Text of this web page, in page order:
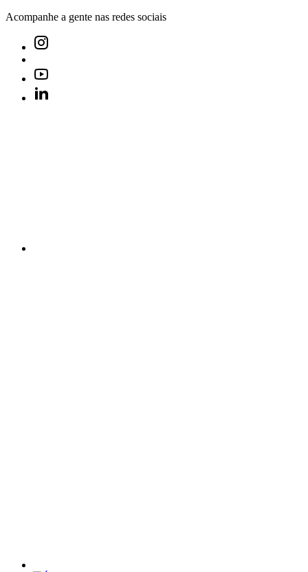
Acompanhe a gente nas redes sociais